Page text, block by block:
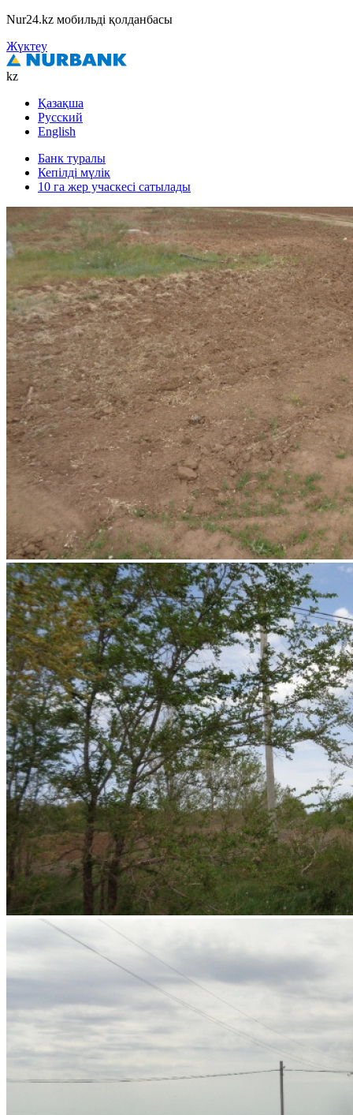
Nur24.kz мобильді қолданбасы
Жүктеу
kz
Қазақша
Русский
English
Банк туралы
Кепілді мүлік
10 га жер учаскесі сатылады